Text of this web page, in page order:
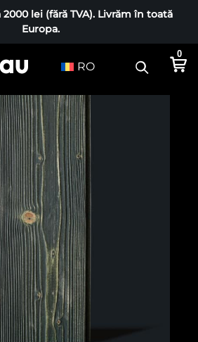
lei (fără TVA). Livrăm în toată
Europa.
RO
0